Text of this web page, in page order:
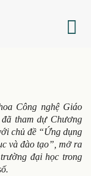
Công nghệ Giáo
tham dự Chương
chủ đề “Ứng dụng
và đào tạo”, mở ra
đại học trong